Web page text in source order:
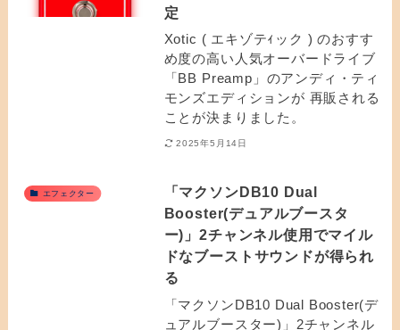
定
Xotic ( エキゾテｨック ) のおすす
め度の高い人気オーバードライブ
「BB Preamp」のアンディ・ティ
モンズエディションが 再販される
ことが決まりました。
2025年5月14日
エフェクター
「マクソンDB10 Dual
Booster(デュアルブースタ
ー)」2チャンネル使用でマイル
ドなブーストサウンドが得られ
る
「マクソンDB10 Dual Booster(デ
ュアルブースター)」2チャンネル